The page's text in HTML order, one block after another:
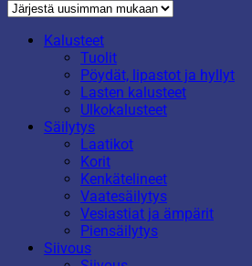
Kalusteet
Tuolit
Pöydät, lipastot ja hyllyt
Lasten kalusteet
Ulkokalusteet
Säilytys
Laatikot
Korit
Kenkätelineet
Vaatesäilytys
Vesiastiat ja ämpärit
Piensäilytys
Siivous